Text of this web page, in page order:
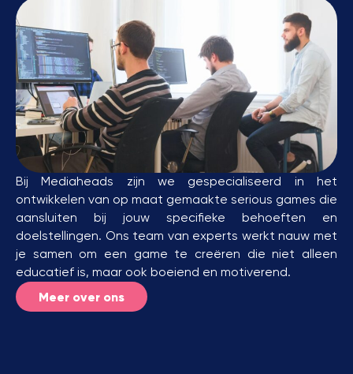
Bij Mediaheads zijn we gespecialiseerd in het
ontwikkelen van op maat gemaakte serious games die
aansluiten bij jouw specifieke behoeften en
doelstellingen. Ons team van experts werkt nauw met
je samen om een game te creëren die niet alleen
educatief is, maar ook boeiend en motiverend.
Meer over ons